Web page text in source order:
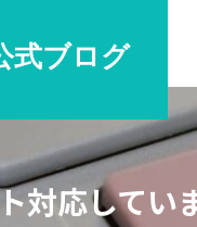
式ブログ
対応してい